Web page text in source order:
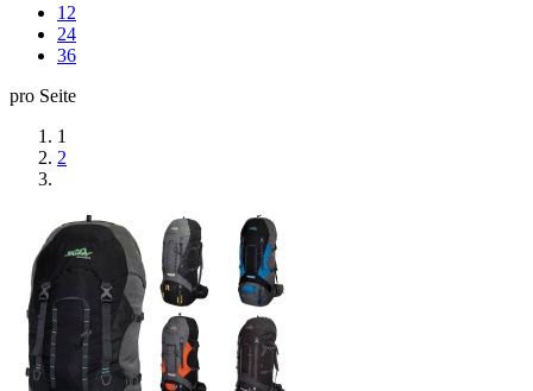
12
24
36
pro Seite
1
2